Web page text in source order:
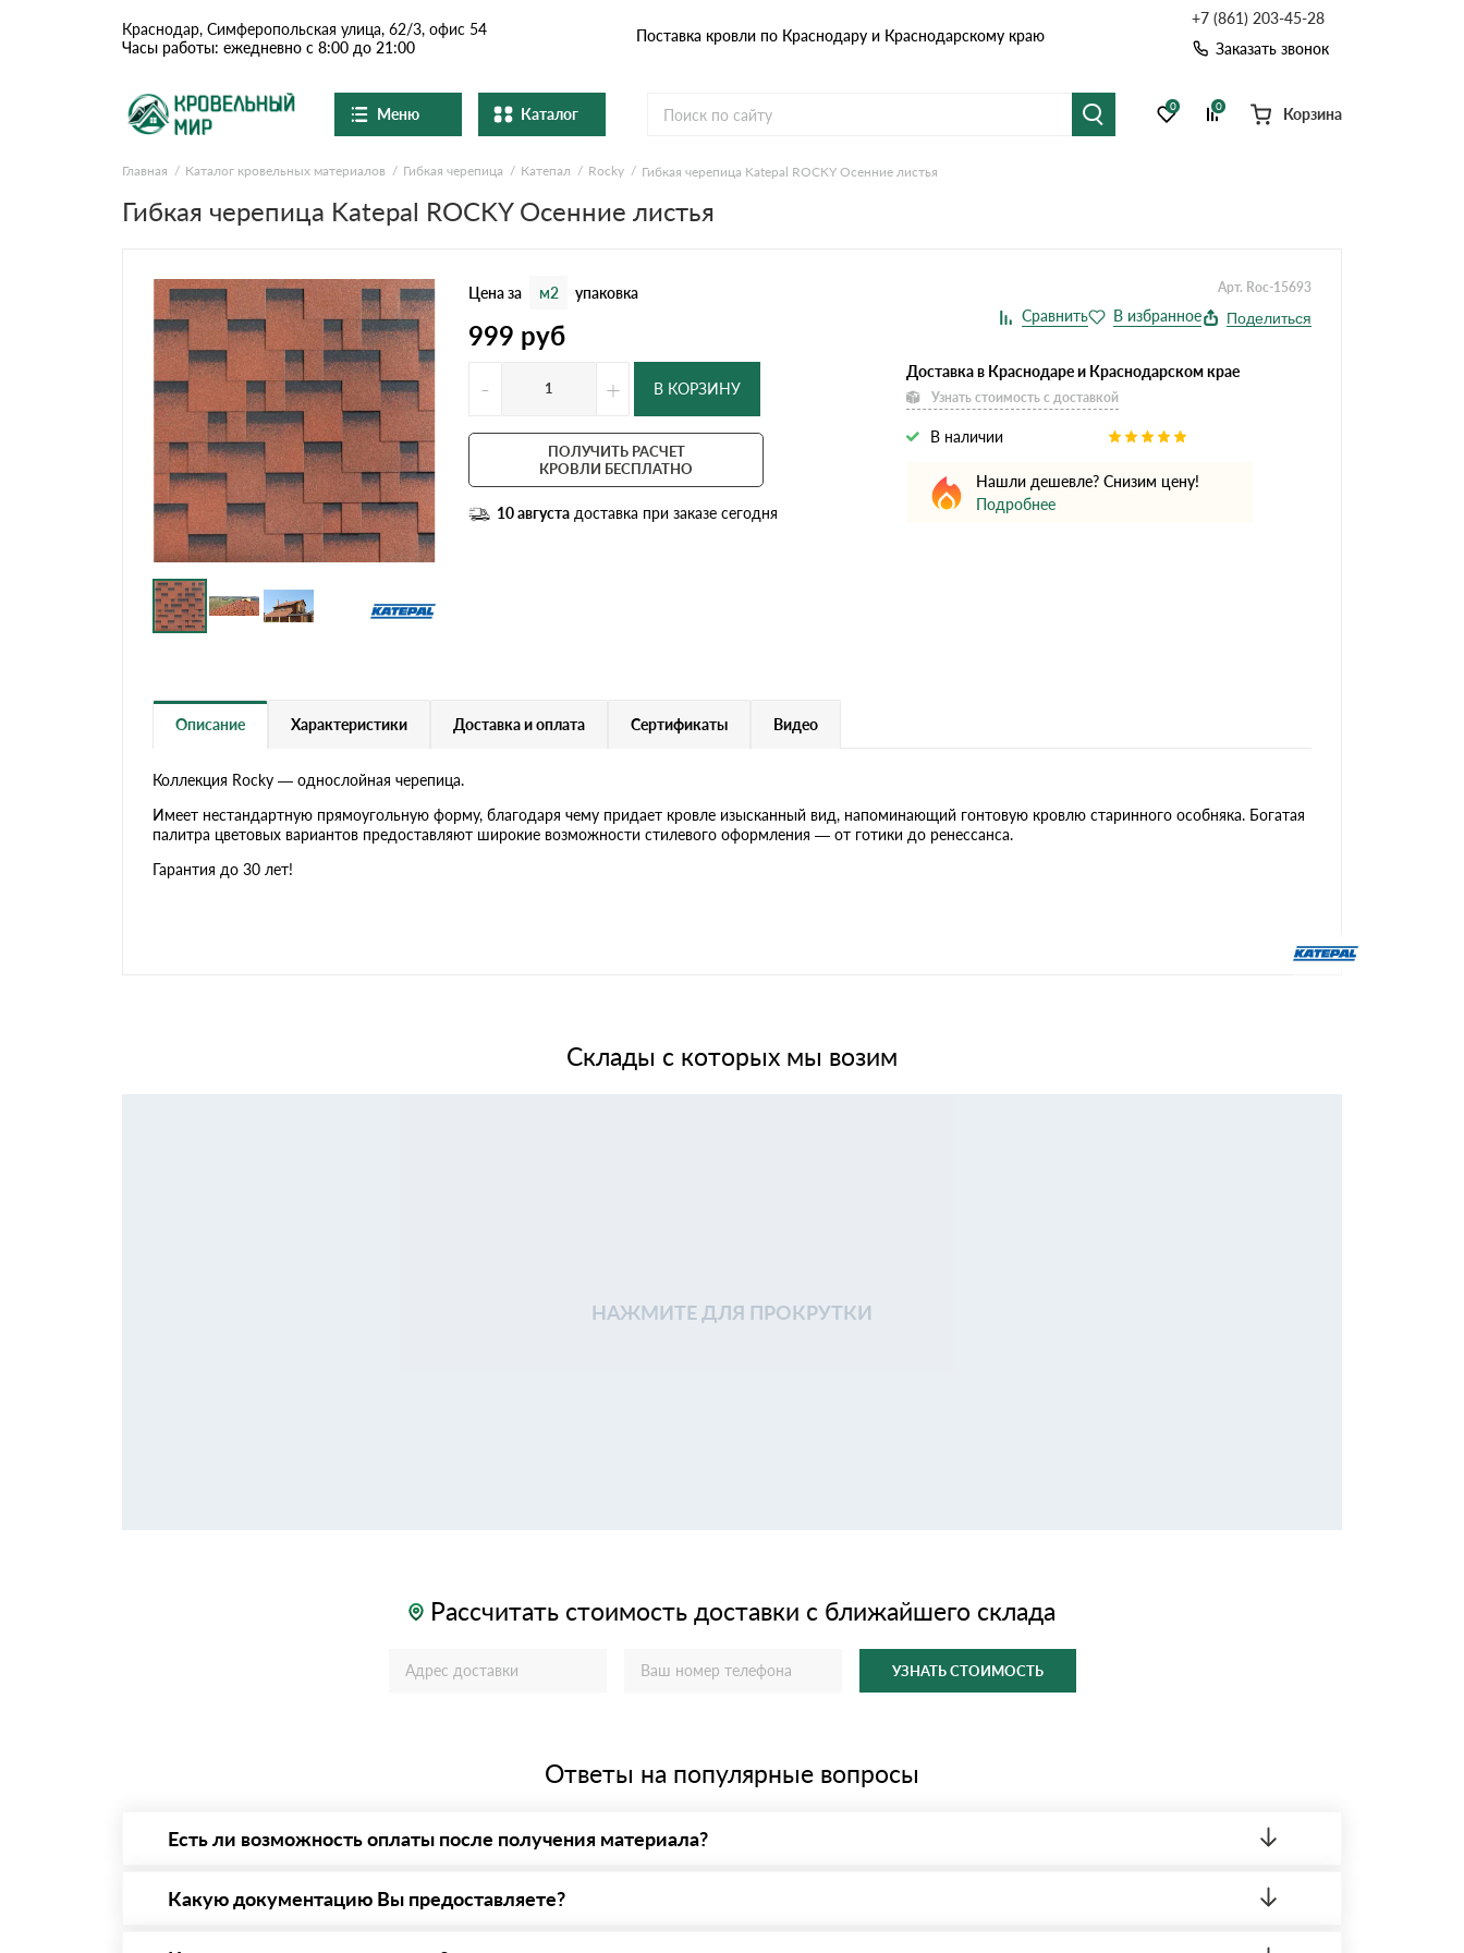
Поставка кровли по Краснодару и Краснодарскому краю
Краснодар, Симферопольская улица, 62/3, офис 54
Часы работы: ежедневно с 8:00 до 21:00
+7 (861) 203-45-28
Заказать звонок
Меню
О компании
Доставка и оплата
Вопросы-ответы
Каталог
Ондулин и шифер Металлочерепица Гибкая черепица
Сланцевая кровля Профнастил и штакетник
Доборные элементы Комплектующие
Ондулин
Черепица Ондулин Ондулин Смарт Ондутисс
Шифер
Шифер 7-волновой
0 0 Корзина
Главная Каталог кровельных материалов Гибкая черепица Катепал Rocky Гибкая черепица Katepal ROCKY Осенние листья
Гибкая черепица Katepal ROCKY Осенние листья
Цена за м2 упаковка
999 руб
Арт. Roc-15693
Поделиться
- + В КОРЗИНУ
ПОЛУЧИТЬ РАСЧЕТ
КРОВЛИ БЕСПЛАТНО
10 августа доставка при заказе сегодня
Доставка в Краснодаре и Краснодарском крае
Узнать стоимость с доставкой
В наличии
Нашли дешевле? Снизим цену!
Подробнее
Описание Характеристики Доставка и оплата Сертификаты Видео
Коллекция Rocky — однослойная черепица.
Имеет нестандартную прямоугольную форму, благодаря чему придает кровле изысканный вид, напоминающий гонтовую кровлю старинного особняка. Богатая
палитра цветовых вариантов предоставляют широкие возможности стилевого оформления — от готики до ренессанса.
Гарантия до 30 лет!
Склады с которых мы возим
НАЖМИТЕ ДЛЯ ПРОКРУТКИ
Рассчитать стоимость доставки с ближайшего склада
УЗНАТЬ СТОИМОСТЬ
Ответы на популярные вопросы
Есть ли возможность оплаты после получения материала?
то Вы вправе от него отказаться.
Какую документацию Вы предоставляете?